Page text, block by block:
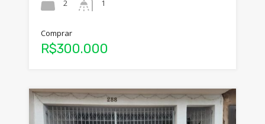
2
1
Comprar
R$300.000